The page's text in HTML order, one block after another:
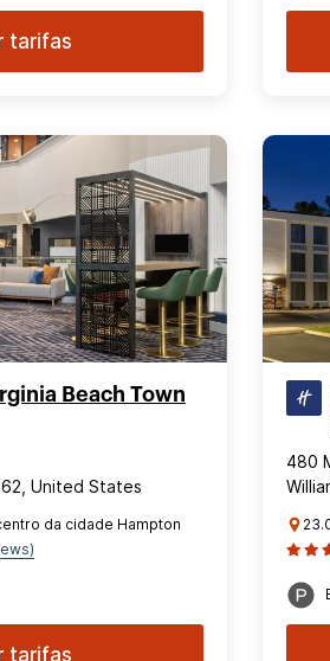
tarifas
Beach Town
United States
da cidade Hampton
tarifas
480